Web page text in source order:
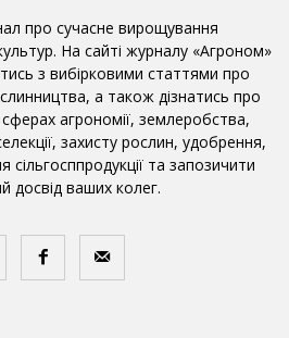
про сучасне вирощування
На сайті журналу «Агроном»
з вибірковими статтями про
а також дізнатись про
агрономії, землеробства,
захисту рослин, удобрення,
сільгосппродукції та запозичити
досвід ваших колег.